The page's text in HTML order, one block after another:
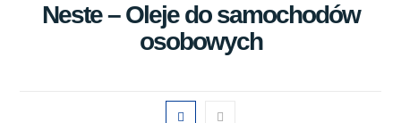
Neste – Oleje do samochodów
osobowych